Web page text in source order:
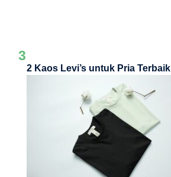
3
2 Kaos Levi’s untuk Pria Terbaik